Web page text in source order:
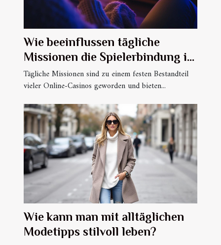
Wie beeinflussen tägliche
Missionen die Spielerbindung in
Online-Casinos?
Tägliche Missionen sind zu einem festen Bestandteil
vieler Online-Casinos geworden und bieten...
Wie kann man mit alltäglichen
Modetipps stilvoll leben?